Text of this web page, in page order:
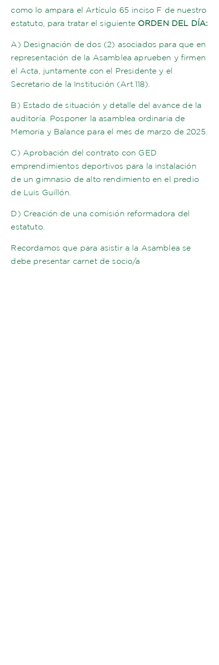
como lo ampara el Artículo 65 inciso F de nuestro
estatuto, para tratar el siguiente ORDEN DEL DÍA:
A) Designación de dos (2) asociados para que en
representación de la Asamblea aprueben y firmen
el Acta, juntamente con el Presidente y el
Secretario de la Institución (Art.118).
B) Estado de situación y detalle del avance de la
auditoría. Posponer la asamblea ordinaria de
Memoria y Balance para el mes de marzo de 2025.
C) Aprobación del contrato con GED
emprendimientos deportivos para la instalación
de un gimnasio de alto rendimiento en el predio
de Luis Guillón.
D) Creación de una comisión reformadora del
estatuto.
Recordamos que para asistir a la Asamblea se
debe presentar carnet de socio/a